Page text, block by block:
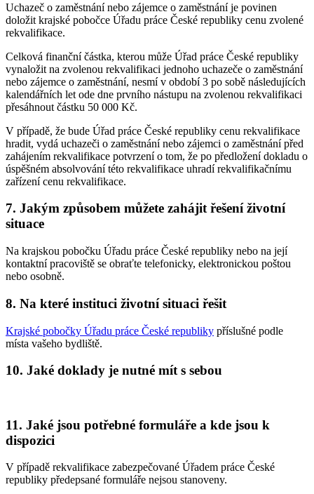
Uchazeč o zaměstnání nebo zájemce o zaměstnání je povinen
doložit krajské pobočce Úřadu práce České republiky cenu zvolené
rekvalifikace.
Celková finanční částka, kterou může Úřad práce České republiky
vynaložit na zvolenou rekvalifikaci jednoho uchazeče o zaměstnání
nebo zájemce o zaměstnání, nesmí v období 3 po sobě následujících
kalendářních let ode dne prvního nástupu na zvolenou rekvalifikaci
přesáhnout částku 50 000 Kč.
V případě, že bude Úřad práce České republiky cenu rekvalifikace
hradit, vydá uchazeči o zaměstnání nebo zájemci o zaměstnání před
zahájením rekvalifikace potvrzení o tom, že po předložení dokladu o
úspěšném absolvování této rekvalifikace uhradí rekvalifikačnímu
zařízení cenu rekvalifikace.
7. Jakým způsobem můžete zahájit řešení životní
situace
Na krajskou pobočku Úřadu práce České republiky nebo na její
kontaktní pracoviště se obraťte telefonicky, elektronickou poštou
nebo osobně.
8. Na které instituci životní situaci řešit
Krajské pobočky Úřadu práce České republiky příslušné podle
místa vašeho bydliště.
10. Jaké doklady je nutné mít s sebou
11. Jaké jsou potřebné formuláře a kde jsou k
dispozici
V případě rekvalifikace zabezpečované Úřadem práce České
republiky předepsané formuláře nejsou stanoveny.